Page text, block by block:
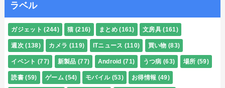
ラベル
ガジェット (244) 猫 (216) まとめ (161) 文房具 (161)
週次 (138) カメラ (119) ITニュース (110) 買い物 (83)
イベント (77) 新製品 (77) Android (71) うつ病 (63) 場所 (59)
読書 (59) ゲーム (54) モバイル (53) お得情報 (49)